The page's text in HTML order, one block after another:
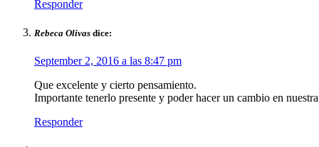
Responder
Rebeca Olivas dice:
September 2, 2016 a las 8:47 pm
Que excelente y cierto pensamiento.
Importante tenerlo presente y poder hacer un cambio en
Responder